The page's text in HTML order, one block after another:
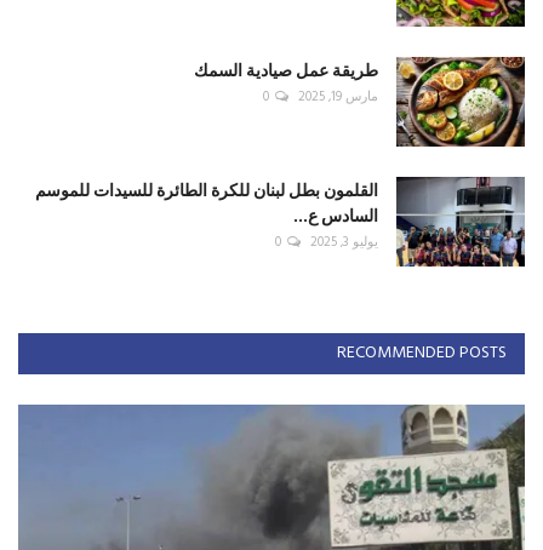
طريقة عمل صيادية السمك
مارس 19, 2025 0
القلمون بطل لبنان للكرة الطائرة للسيدات للموسم
السادس ع...
يوليو 3, 2025 0
RECOMMENDED POSTS